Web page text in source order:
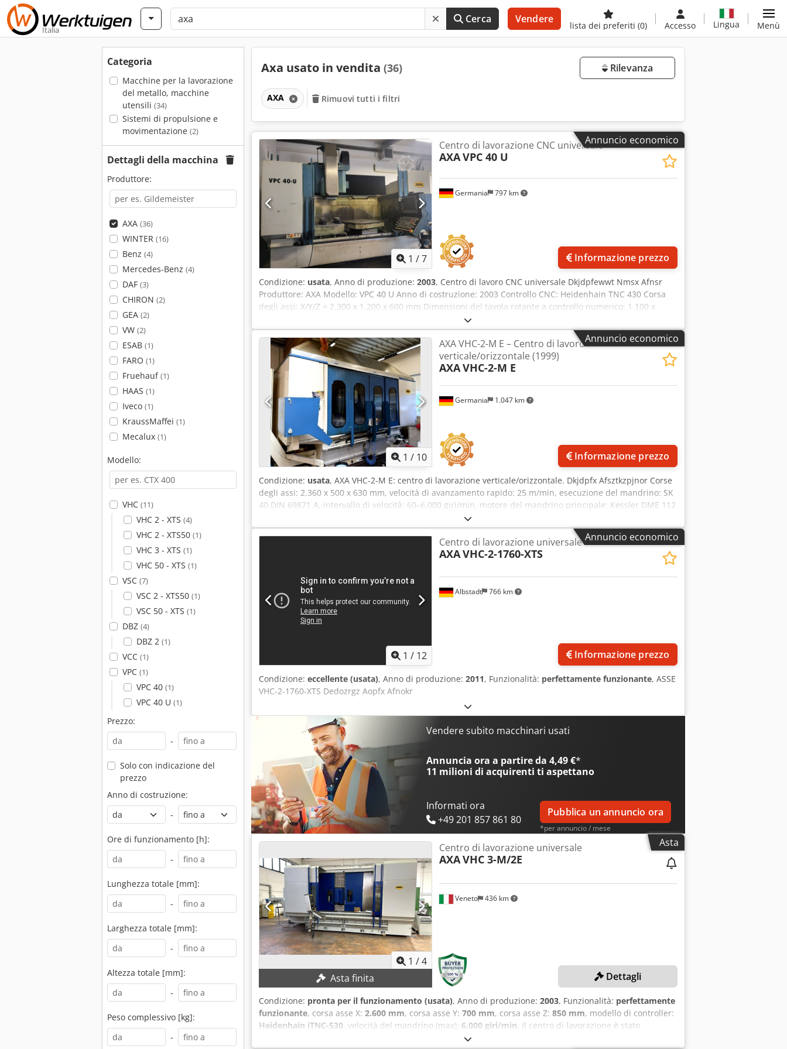
Italia
Cerca Vendere
lista dei preferiti (0) Accesso Lingua Menù
Categoria
Macchine per la lavorazione
del metallo, macchine
utensili (34)
Sistemi di propulsione e
movimentazione (2)
Dettagli della macchina
Produttore:
AXA (36)
WINTER (16)
Benz (4)
Mercedes-Benz (4)
DAF (3)
CHIRON (2)
GEA (2)
VW (2)
ESAB (1)
FARO (1)
Fruehauf(1)
HAAS (1)
Iveco (1)
KraussMaffei (1)
Mecalux (1)
Modello:
VHC (11)
VHC 2 - XTS (4)
VHC 2 - XTS50 (1)
VHC 3 - XTS (1)
VHC 50 - XTS (1)
VSC (7)
VSC 2 - XTS50 (1)
VSC 50 - XTS (1)
DBZ (4)
DBZ 2 (1)
VCC (1)
VPC (1)
VPC 40 (1)
VPC 40 U (1)
Prezzo:
-
Solo con indicazione del
prezzo
Anno di costruzione:
-
Ore di funzionamento [h]:
-
Lunghezza totale [mm]:
-
Larghezza totale [mm]:
-
Altezza totale [mm]:
-
Peso complessivo [kg]:
-
Axa usato in vendita (36) Rilevanza
AXA Rimuovi tutti i filtri
Annuncio economico
1 /7
Germania 797 km
Centro di lavorazione CNC universale
AXAVPC 40 U
Informazione prezzo
Condizione: usata, Anno di produzione: 2003, Centro di lavoro CNC universale Dkjdpfewwt Nmsx Afnsr
Produttore: AXA Modello: VPC 40 U Anno di costruzione: 2003 Controllo CNC: Heidenhain TNC 430 Corsa
degli assi: X/Y/Z = 2.300 x 1.200 x 600 mm Dimensioni del tavola rotante a controllo numerico: 1.100 x
1.100 mm Dimensioni del tavola fissa: 1.100 x 1.100 mm Attacco utensili: SK40 Capacità del magazzino
utensili: 60 posizioni Velocità di rotazione: 10.000 giri/min Peso: circa 20 tonnellate 3826ä
Annuncio economico
1 / 10
Germania 1.047 km
AXA VHC-2-M E – Centro di lavoro
verticale/orizzontale (1999)
AXAVHC-2-M E
Informazione prezzo
Condizione: usata, AXA VHC-2-M E: centro di lavorazione verticale/orizzontale. Dkjdpfx Afsztkzpjnor Corse
degli assi: 2.360 x 500 x 630 mm, velocità di avanzamento rapido: 25 m/min, esecuzione del mandrino: SK
40 DIN 69871 A, intervallo di velocità: 60–6.000 giri/min, motore del mandrino principale: Kessler DME 112
AL (motore con albero cavo, raffreddato ad acqua, 27 kW). Controllo: HEIDENHAIN TNC 430 PA. Testa
orientabile da -90 gradi a +90 gradi, divisione di 2,5 gradi, consentendo la lavorazione verticale e
orizzontale. Cambiattrezzi per 22 posizioni, con disposizione laterale; trasportatore di trucioli a nastro con
scarico a sinistra. Ingombro: circa 6,1 x 2,8 x 3,2 m.
Annuncio economico
1 / 12
Albstadt 766 km
Centro di lavorazione universale
AXAVHC-2-1760-XTS
Informazione prezzo
Condizione: eccellente (usata), Anno di produzione: 2011, Funzionalità: perfettamente funzionante, ASSE
VHC-2-1760-XTS Dedozrgz Aopfx Afnokr
Vendere subito macchinari usati
Annuncia ora a partire da 4,49 €*
11 milioni di acquirenti ti aspettano
Informati ora
+49 201 857 861 80
Pubblica un annuncio ora
*per annuncio / mese
Asta
1 /4
Asta finita
Veneto 436 km
Centro di lavorazione universale
AXAVHC 3-M/2E
Dettagli
Condizione: pronta per il funzionamento (usata), Anno di produzione: 2003, Funzionalità: perfettamente
funzionante, corsa asse X: 2.600 mm, corsa asse Y: 700 mm, corsa asse Z: 850 mm, modello di controller:
Heidenhain iTNC-530, velocità del mandrino (max): 6.000 giri/min, Il centro di lavorazione è stato
completamente revisionato e riverniciato nel 2025! DATI TECNICI Corse Corsa asse X: 2.600 mm Corsa asse